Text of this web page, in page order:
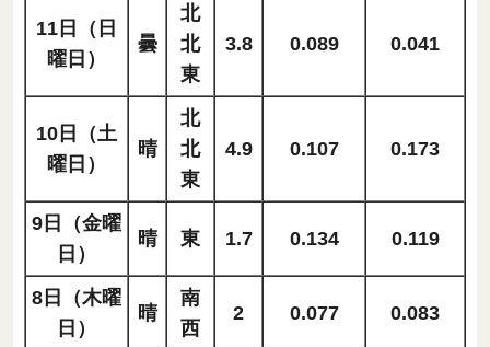
11日（日
曜日）
曇
北
北
東
3.8 0.089 0.041
10日（土
曜日）
晴
北
北
東
4.9 0.107 0.173
9日（金曜
日）
晴 東 1.7 0.134 0.119
8日（木曜
日）
晴
南
西
2 0.077 0.083